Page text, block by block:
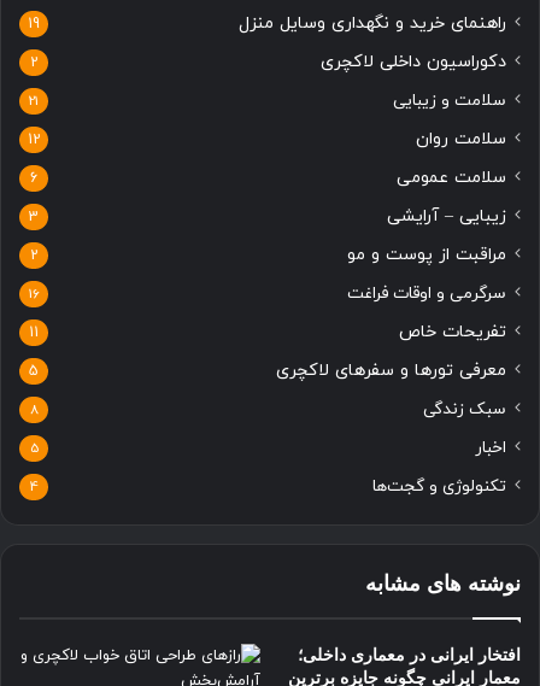
راهنمای خرید و نگهداری وسایل منزل 19
دکوراسیون داخلی لاکچری 2
سلامت و زیبایی 21
سلامت روان 12
سلامت عمومی 6
زیبایی – آرایشی 3
مراقبت از پوست و مو 2
سرگرمی و اوقات فراغت 16
تفریحات خاص 11
معرفی تورها و سفرهای لاکچری 5
سبک زندگی 8
اخبار 5
تکنولوژی و گجت‌ها 4
نوشته های مشابه
افتخار ایرانی در معماری داخلی؛
معمار ایرانی چگونه جایزه برترین